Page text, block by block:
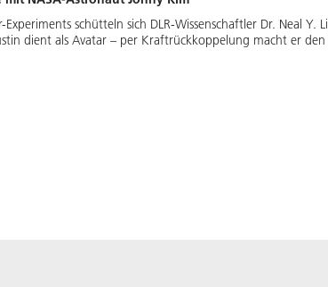
schütteln sich DLR-Wissenschaftler Dr. Neal
dient als Avatar – per Kraftrückkoppelung macht er